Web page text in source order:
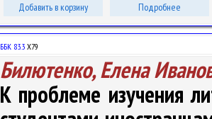
Добавить в корзину Подробнее
ББК 83.3 Х79
Билютенко, Елена
К проблеме изучения